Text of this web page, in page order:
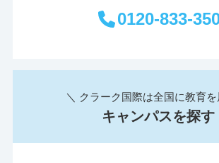
0120-833-
＼ クラーク国際は全国に教育を
キャンパスを探す